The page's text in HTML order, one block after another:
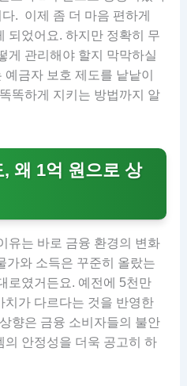
. 이제 좀 더 마음 편하게
되었어요. 하지만 정확히 무
게 관리해야 할지 막막하실
금자 보호 제도를 낱낱이
똑하게 지키는 방법까지 알
왜 1억 원으로 상
유는 바로 금융 환경의 변화
가와 소득은 꾸준히 올랐는
로였거든요. 예전에 5천만
치가 다르다는 것을 반영한
향은 금융 소비자들의 불안
의 안정성을 더욱 공고히 하